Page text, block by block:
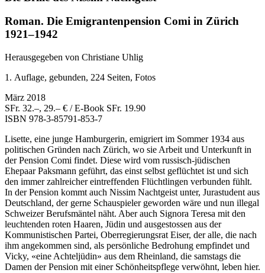
Roman. Die Emigrantenpension Comi in Zürich
1921–1942
Herausgegeben von Christiane Uhlig
1. Auflage, gebunden, 224 Seiten, Fotos
März 2018
SFr. 32.–, 29.– € / E-Book SFr. 19.90
ISBN 978-3-85791-853-7
Lisette, eine junge Hamburgerin, emigriert im Sommer 1934 aus
politischen Gründen nach Zürich, wo sie Arbeit und Unterkunft in
der Pension Comi findet. Diese wird vom russisch-jüdischen
Ehepaar Paksmann geführt, das einst selbst geflüchtet ist und sich
den immer zahlreicher eintreffenden Flüchtlingen verbunden fühlt.
In der Pension kommt auch Nissim Nachtgeist unter, Jurastudent aus
Deutschland, der gerne Schauspieler geworden wäre und nun illegal
Schweizer Berufsmäntel näht. Aber auch Signora Teresa mit den
leuchtenden roten Haaren, Jüdin und ausgestossen aus der
Kommunistischen Partei, Oberregierungsrat Eiser, der alle, die nach
ihm angekommen sind, als persönliche Bedrohung empfindet und
Vicky, «eine Achteljüdin» aus dem Rheinland, die samstags die
Damen der Pension mit einer Schönheitspflege verwöhnt, leben hier.